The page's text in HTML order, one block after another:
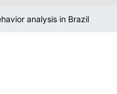
analysis in Brazil